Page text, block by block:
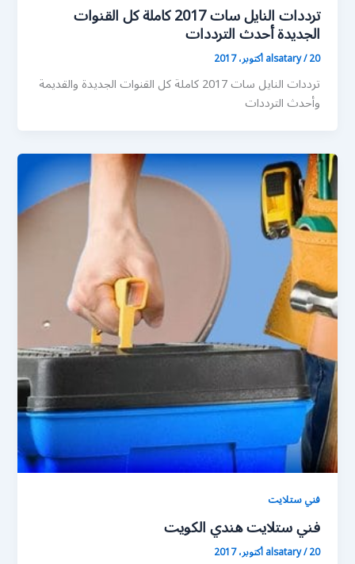
ترددات النايل سات 2017 كاملة كل القنوات
الجديدة أحدث الترددات
alsatary/20 أكتوبر، 2017
ترددات النايل سات 2017 كاملة كل القنوات الجديدة والقديمة
وأحدث الترددات
فني ستلايت
فني ستلايت هندي الكويت
alsatary/20 أكتوبر، 2017